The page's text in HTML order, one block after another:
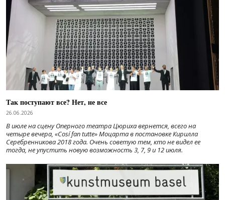
Так поступают все? Нет, не все
26.06.2026
В июле на сцену Оперного театра Цюриха вернется, всего на
четыре вечера, «Cosí fan tutte» Моцарта в постановке Кирилла
Серебренникова 2018 года. Очень советую тем, кто не видел ее
тогда, не упустить новую возможность 3, 7, 9 и 12 июля.